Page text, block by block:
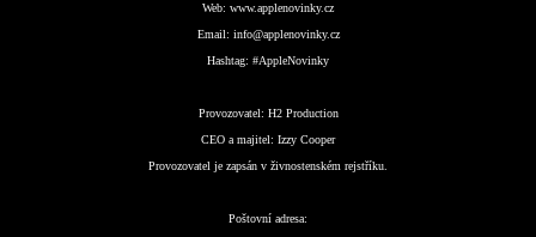
Web: www.applenovinky.cz
Email: info@applenovinky.cz
Hashtag: #AppleNovinky
Provozovatel: H2 Production
CEO a majitel: Izzy Cooper
Provozovatel je zapsán v živnostenském rejstříku.
Poštovní adresa: